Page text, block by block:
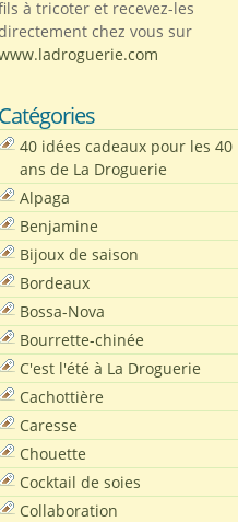
à tricoter et recevez-les
chez vous sur
Catégories
40 idées cadeaux pour les 40
ans de La Droguerie
Alpaga
Benjamine
Bijoux de saison
Bordeaux
Bossa-Nova
Bourrette-chinée
C'est l'été à La Droguerie
Cachottière
Caresse
Chouette
Cocktail de soies
Collaboration